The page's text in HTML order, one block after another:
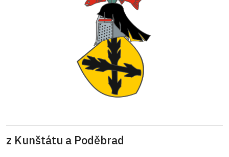
z Kunštátu a Poděbrad